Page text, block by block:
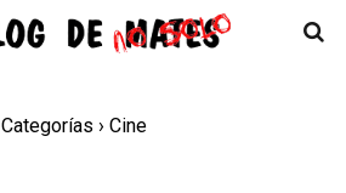
Categorías › Cine